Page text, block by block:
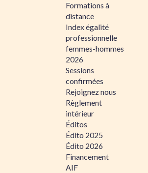
Formations à
distance
Index égalité
professionnelle
femmes-hommes
2026
Sessions
confirmées
Rejoignez nous
Règlement
intérieur
Éditos
Édito 2025
Édito 2026
Financement
AIF